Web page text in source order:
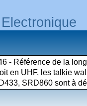
- Référence de la
en UHF, les talkie
SRD860 sont à